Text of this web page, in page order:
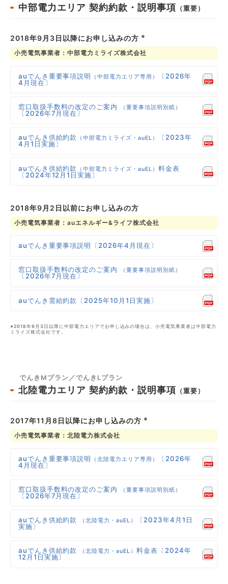
中部電力エリア契約約款・説明事項 （重要）
2018年9月3日以降にお申し込みの方 ※
小売電気事業者：中部電力ミライズ株式会社
auでんき重要事項説明 （中部電力エリア専用）
〔2026年
4月現在〕
窓口取扱手数料の改定のご案内 （重要事項説明別紙）
〔2026年7月現在〕
auでんき供給約款 （中部電力ミライズ・auEL）
〔2023年
4月1日実施〕
auでんき供給約款 （中部電力ミライズ・auEL）料金表
〔2024年12月1日実施〕
2018年9月2日以前にお申し込みの方
小売電気事業者：auエネルギー&ライフ株式会社
auでんき重要事項説明〔2026年4月現在〕
窓口取扱手数料の改定のご案内 （重要事項説明別紙）
〔2026年7月現在〕
auでんき需給約款〔2025年10月1日実施〕
※2018年9月3日以降に中部電力エリアでお申し込みの場合は、小売電気事業者は中部電力
ミライズ株式会社です。
でんきMプラン／でんきLプラン
北陸電力エリア契約約款・説明事項 （重要）
2017年11月8日以降にお申し込みの方 ※
小売電気事業者：北陸電力株式会社
auでんき重要事項説明 （北陸電力エリア専用）
〔2026年
4月現在〕
窓口取扱手数料の改定のご案内 （重要事項説明別紙）
〔2026年7月現在〕
auでんき供給約款 （北陸電力・auEL）
〔2023年4月1日
実施〕
auでんき供給約款 （北陸電力・auEL）料金表〔2024年
12月1日実施〕